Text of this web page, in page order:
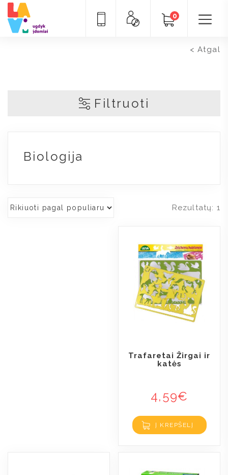
0
Pradžia
vaikams
< Atgal
Filtruoti
Biologija
Rezultatų: 1
Trafaretai Žirgai ir
katės
4,59€
Į KREPŠELĮ